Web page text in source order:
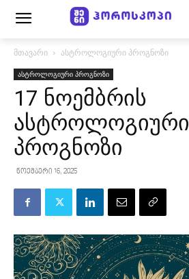
მთავარი ასტროლოგიური პროგნოზი
ასტროლოგიური პროგნოზი
17 ნოემბრის
ასტროლოგიური
პროგნოზი
ნოემბერი 16, 2025